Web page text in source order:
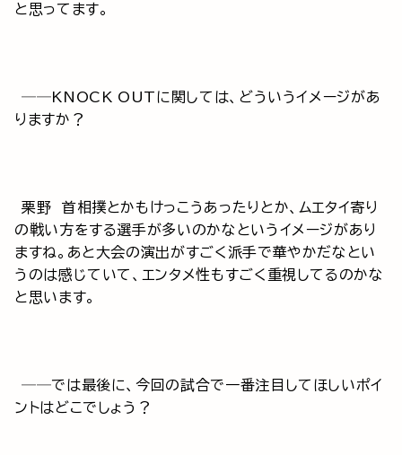
と思ってます。
──KNOCK OUTに関しては、どういうイメージがあ
りますか？
栗野 首相撲とかもけっこうあったりとか、ムエタイ寄り
の戦い方をする選手が多いのかなというイメージがあり
ますね。あと大会の演出がすごく派手で華やかだなとい
うのは感じていて、エンタメ性もすごく重視してるのかな
と思います。
──では最後に、今回の試合で一番注目してほしいポイ
ントはどこでしょう？